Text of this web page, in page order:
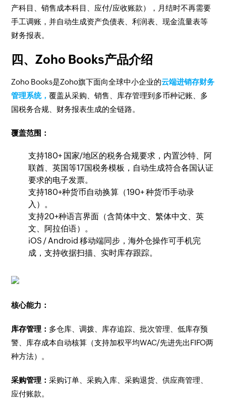
产科目、销售成本科目、应付/应收账款），月结时不再需要
手工调账，并自动生成资产负债表、利润表、现金流量表等
财务报表。
四、Zoho Books产品介绍
Zoho Books是Zoho旗下面向全球中小企业的云端进销存财务
管理系统，覆盖从采购、销售、库存管理到多币种记账、多
国税务合规、财务报表生成的全链路。
覆盖范围：
支持180+ 国家/地区的税务合规要求，内置沙特、阿
联酋、英国等17国税务模板，自动生成符合各国认证
要求的电子发票。
支持180+种货币自动换算（190+ 种货币手动录
入）。
支持20+种语言界面（含简体中文、繁体中文、英
文、阿拉伯语）。
iOS / Android 移动端同步，海外仓操作可手机完
成，支持收据扫描、实时库存跟踪。
核心能力：
库存管理： 多仓库、调拨、库存追踪、批次管理、低库存预
警、库存成本自动核算（支持加权平均WAC/先进先出FIFO两
种方法）。
采购管理：采购订单、采购入库、采购退货、供应商管理、
应付账款。